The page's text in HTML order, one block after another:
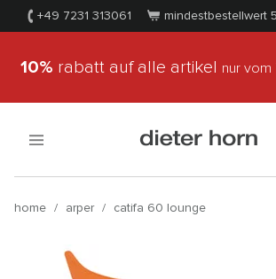
+49 7231 313061 mindestbestellwert
10% rabatt auf alle artikel nur vom
home / arper / catifa 60 lounge